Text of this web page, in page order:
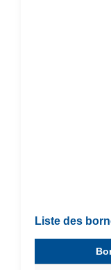
Liste des